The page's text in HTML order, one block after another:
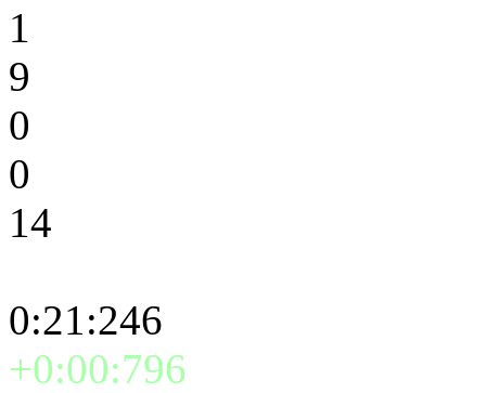
1
9
0
0
14
0:21:246
+0:00:796